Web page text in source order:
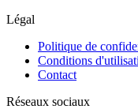
Légal
Politique de
Conditions
Contact
Réseaux sociaux